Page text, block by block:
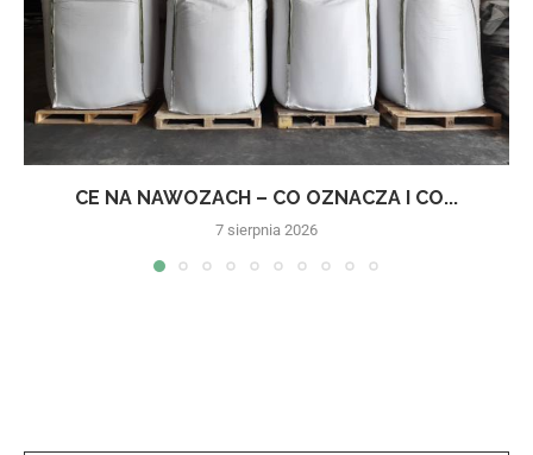
CE NA NAWOZACH – CO OZNACZA I CO...
7 sierpnia 2026